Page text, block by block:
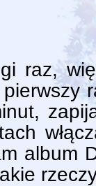
raz,
album